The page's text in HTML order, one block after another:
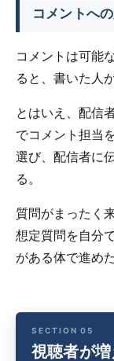
コメントへ
コメントは可能
ると、書いた人
とはいえ、配信
でコメント担当
選び、配信者に
る。
質問がまったく
想定質問を自分
がある体で進め
視聴者が